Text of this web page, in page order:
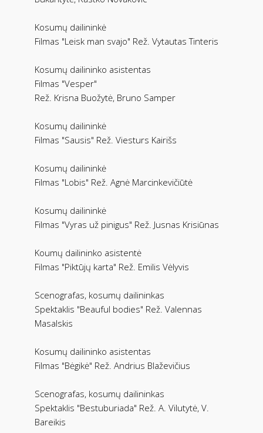
Kosumų dailininkė
Filmas "Leisk man svajo" Rež. Vytautas Tinteris
Kosumų dailininko asistentas
Filmas "Vesper"
Rež. Krisna Buožytė, Bruno Samper
Kosumų dailininkė
Filmas "Sausis" Rež. Viesturs Kairišs
Kosumų dailininkė
Filmas "Lobis" Rež. Agnė Marcinkevičiūtė
Kosumų dailininkė
Filmas "Vyras už pinigus" Rež. Jusnas Krisiūnas
Koumų dailininko asistentė
Filmas "Piktūjų karta" Rež. Emilis Vėlyvis
Scenografas, kosumų dailininkas
Spektaklis "Beauful bodies" Rež. Valennas
Masalskis
Kosumų dailininko asistentas
Filmas "Bėgikė" Rež. Andrius Blaževičius
Scenografas, kosumų dailininkas
Spektaklis "Bestuburiada" Rež. A. Vilutytė, V.
Bareikis